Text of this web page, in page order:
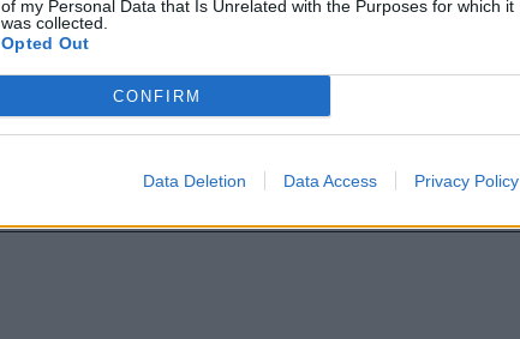
of my Personal Data that Is Unrelated with the Purposes for which it
was collected.
Opted Out
CONFIRM
Data Deletion Data Access Privacy Policy